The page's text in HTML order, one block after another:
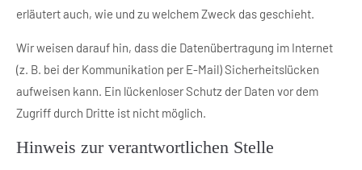
erläutert auch, wie und zu welchem Zweck das geschieht.
Wir weisen darauf hin, dass die Datenübertragung im Internet
(z. B. bei der Kommunikation per E-Mail) Sicherheitslücken
aufweisen kann. Ein lückenloser Schutz der Daten vor dem
Zugriff durch Dritte ist nicht möglich.
Hinweis zur verantwortlichen Stelle